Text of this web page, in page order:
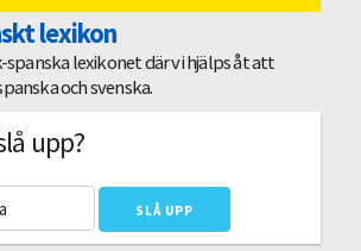
lexikon
spanska lexikonet där vi hjälps åt att
och svenska.
upp?